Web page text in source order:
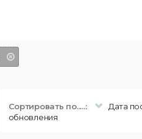
Сортировать по.....:
Дата
обновления